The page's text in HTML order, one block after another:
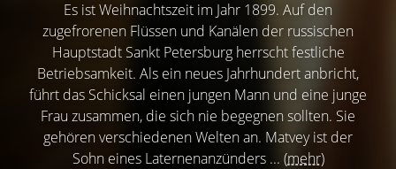
Es ist Weihnachtszeit im Jahr 1899. Auf den
zugefrorenen Flüssen und Kanälen der russischen
Hauptstadt Sankt Petersburg herrscht festliche
Betriebsamkeit. Als ein neues Jahrhundert anbricht,
führt das Schicksal einen jungen Mann und eine junge
Frau zusammen, die sich nie begegnen sollten. Sie
gehören verschiedenen Welten an. Matvey ist der
Sohn eines Laternenanzünders ... (mehr)